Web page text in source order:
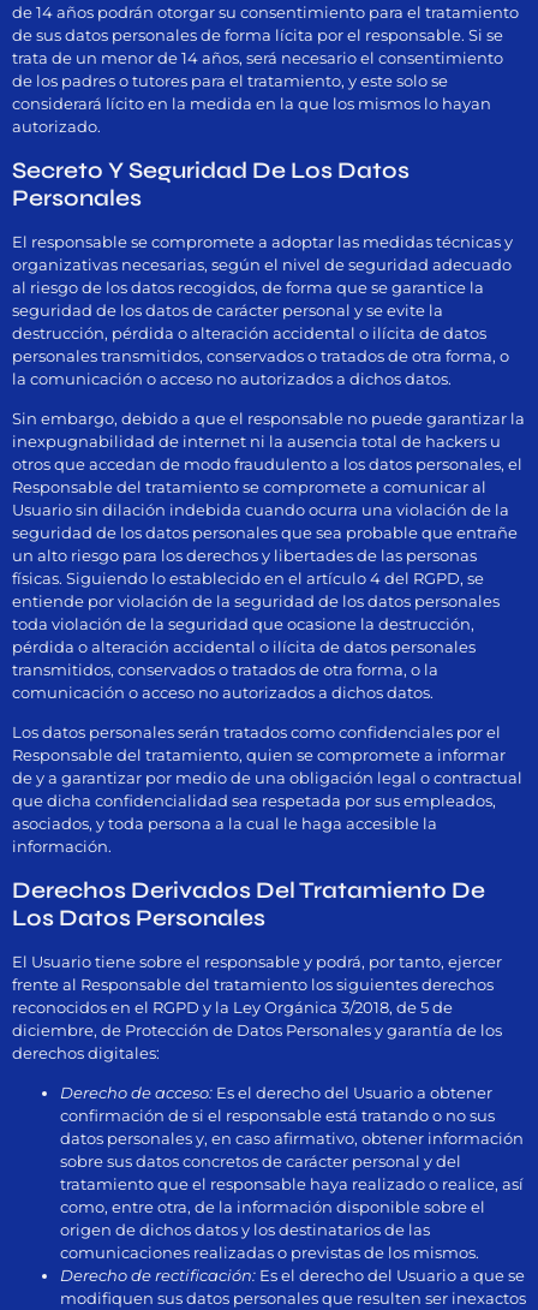
de 14 años podrán otorgar su consentimiento para el tratamiento
de sus datos personales de forma lícita por el responsable. Si se
trata de un menor de 14 años, será necesario el consentimiento
de los padres o tutores para el tratamiento, y este solo se
considerará lícito en la medida en la que los mismos lo hayan
autorizado.
Secreto Y Seguridad De Los Datos
Personales
El responsable se compromete a adoptar las medidas técnicas y
organizativas necesarias, según el nivel de seguridad adecuado
al riesgo de los datos recogidos, de forma que se garantice la
seguridad de los datos de carácter personal y se evite la
destrucción, pérdida o alteración accidental o ilícita de datos
personales transmitidos, conservados o tratados de otra forma, o
la comunicación o acceso no autorizados a dichos datos.
Sin embargo, debido a que el responsable no puede garantizar la
inexpugnabilidad de internet ni la ausencia total de hackers u
otros que accedan de modo fraudulento a los datos personales, el
Responsable del tratamiento se compromete a comunicar al
Usuario sin dilación indebida cuando ocurra una violación de la
seguridad de los datos personales que sea probable que entrañe
un alto riesgo para los derechos y libertades de las personas
físicas. Siguiendo lo establecido en el artículo 4 del RGPD, se
entiende por violación de la seguridad de los datos personales
toda violación de la seguridad que ocasione la destrucción,
pérdida o alteración accidental o ilícita de datos personales
transmitidos, conservados o tratados de otra forma, o la
comunicación o acceso no autorizados a dichos datos.
Los datos personales serán tratados como confidenciales por el
Responsable del tratamiento, quien se compromete a informar
de y a garantizar por medio de una obligación legal o contractual
que dicha confidencialidad sea respetada por sus empleados,
asociados, y toda persona a la cual le haga accesible la
información.
Derechos Derivados Del Tratamiento De
Los Datos Personales
El Usuario tiene sobre el responsable y podrá, por tanto, ejercer
frente al Responsable del tratamiento los siguientes derechos
reconocidos en el RGPD y la Ley Orgánica 3/2018, de 5 de
diciembre, de Protección de Datos Personales y garantía de los
derechos digitales:
Derecho de acceso: Es el derecho del Usuario a obtener
confirmación de si el responsable está tratando o no sus
datos personales y, en caso afirmativo, obtener información
sobre sus datos concretos de carácter personal y del
tratamiento que el responsable haya realizado o realice, así
como, entre otra, de la información disponible sobre el
origen de dichos datos y los destinatarios de las
comunicaciones realizadas o previstas de los mismos.
Derecho de rectificación: Es el derecho del Usuario a que se
modifiquen sus datos personales que resulten ser inexactos